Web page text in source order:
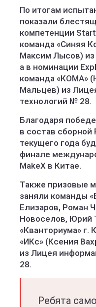
По итогам
показали
компетенции
команда «Синяя
Максим Лысов) из
а в номинации
команда «КОМА»
Мальцев) из
технологий № 28.
Благодаря
в состав сборной
текущего года
финале
MakeX в Китае.
Также призовые
заняли команды
Елизаров, Роман
Новоселов, Юрий
«Кванториума» г.
«ИКс» (Ксения
из Лицея
28.
Ребята